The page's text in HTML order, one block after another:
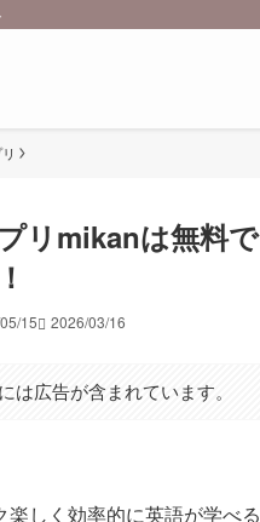
リmikanは無料
15 2026/03/16
は広告が含まれています。
しく効率的に英語が学べ